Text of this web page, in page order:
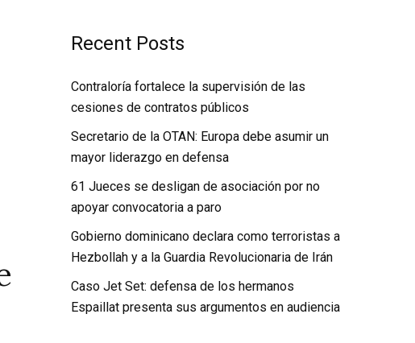
Recent Posts
Contraloría fortalece la supervisión de las
cesiones de contratos públicos
Secretario de la OTAN: Europa debe asumir un
mayor liderazgo en defensa
61 Jueces se desligan de asociación por no
apoyar convocatoria a paro
Gobierno dominicano declara como terroristas a
Hezbollah y a la Guardia Revolucionaria de Irán
Caso Jet Set: defensa de los hermanos
Espaillat presenta sus argumentos en audiencia